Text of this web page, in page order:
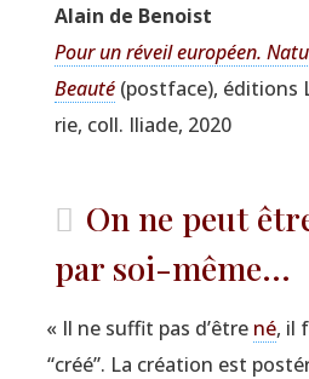
Alain de Benoist
Pour un réveil euro­péen.
Beau­té(post­face), édi­tions
rie, coll. Iliade, 2020
On ne peut
par soi-même...
« Il ne suf­fit pas d’être né, il
“créé”. La créa­tion est